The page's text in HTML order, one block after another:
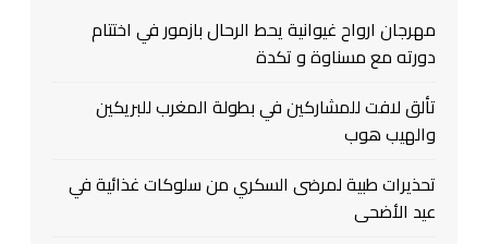
مهرجان ارواح غيوانية يحط الرحال بازمور في اختتام
دورته مع مسناوة و تكدة
تألق لافت للمشاركين في بطولة المغرب للبريكين
والهيب هوب
تحذيرات طبية لمرضى السكري من سلوكات غذائية في
عيد الأضحى